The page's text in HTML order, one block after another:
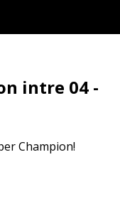
intre 04 -
Champion!